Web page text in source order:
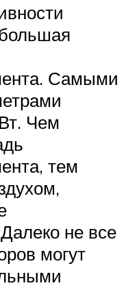
Самыми
Чем
тем
не все
могут